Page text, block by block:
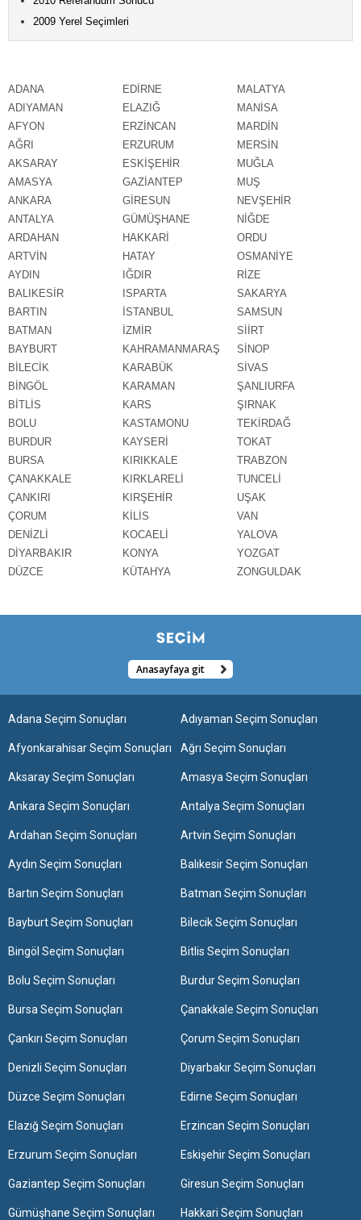
ADANA
ADIYAMAN
AFYON
AĞRI
AKSARAY
AMASYA
ANKARA
ANTALYA
ARDAHAN
ARTVİN
AYDIN
BALIKESİR
BARTIN
BATMAN
BAYBURT
BİLECİK
BİNGÖL
BİTLİS
BOLU
BURDUR
BURSA
ÇANAKKALE
ÇANKIRI
ÇORUM
DENİZLİ
DİYARBAKIR
DÜZCE
EDİRNE
ELAZIĞ
ERZİNCAN
ERZURUM
ESKİŞEHİR
GAZİANTEP
GİRESUN
GÜMÜŞHANE
HAKKARİ
HATAY
IĞDIR
ISPARTA
İSTANBUL
İZMİR
KAHRAMANMARAŞ
KARABÜK
KARAMAN
KARS
KASTAMONU
KAYSERİ
KIRIKKALE
KIRKLARELİ
KIRŞEHİR
KİLİS
KOCAELİ
KONYA
KÜTAHYA
MALATYA
MANİSA
MARDİN
MERSİN
MUĞLA
MUŞ
NEVŞEHİR
NİĞDE
ORDU
OSMANİYE
RİZE
SAKARYA
SAMSUN
SİİRT
SİNOP
SİVAS
ŞANLIURFA
ŞIRNAK
TEKİRDAĞ
TOKAT
TRABZON
TUNCELİ
UŞAK
VAN
YALOVA
YOZGAT
ZONGULDAK
2009 Yerel Seçimleri
Anasayfaya git
Adana Seçim Sonuçları Adıyaman Seçim Sonuçları
Afyonkarahisar Seçim Sonuçları Ağrı Seçim Sonuçları
Aksaray Seçim Sonuçları Amasya Seçim Sonuçları
Ankara Seçim Sonuçları Antalya Seçim Sonuçları
Ardahan Seçim Sonuçları Artvin Seçim Sonuçları
Aydın Seçim Sonuçları Balıkesir Seçim Sonuçları
Bartın Seçim Sonuçları Batman Seçim Sonuçları
Bayburt Seçim Sonuçları Bilecik Seçim Sonuçları
Bingöl Seçim Sonuçları Bitlis Seçim Sonuçları
Bolu Seçim Sonuçları Burdur Seçim Sonuçları
Bursa Seçim Sonuçları Çanakkale Seçim Sonuçları
Çankırı Seçim Sonuçları Çorum Seçim Sonuçları
Denizli Seçim Sonuçları Diyarbakır Seçim Sonuçları
Düzce Seçim Sonuçları Edirne Seçim Sonuçları
Elazığ Seçim Sonuçları Erzincan Seçim Sonuçları
Erzurum Seçim Sonuçları Eskişehir Seçim Sonuçları
Gaziantep Seçim Sonuçları Giresun Seçim Sonuçları
Gümüşhane Seçim Sonuçları Hakkari Seçim Sonuçları